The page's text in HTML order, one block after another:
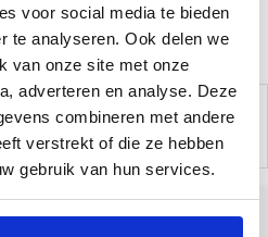
voor social media te bieden
te analyseren. Ook delen we
van onze site met onze
adverteren en analyse. Deze
combineren met andere
verstrekt of die ze hebben
gebruik van hun services.
en hygiënisch te houden.